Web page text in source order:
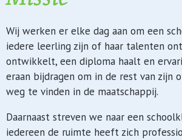
Wij werken er elke dag aan om een
iedere leerling zijn of haar talenten
ontwikkelt, een diploma haalt en
eraan bijdragen om in de rest van zijn
weg te vinden in de maatschappij.
Daarnaast streven we naar een
iedereen de ruimte heeft zich